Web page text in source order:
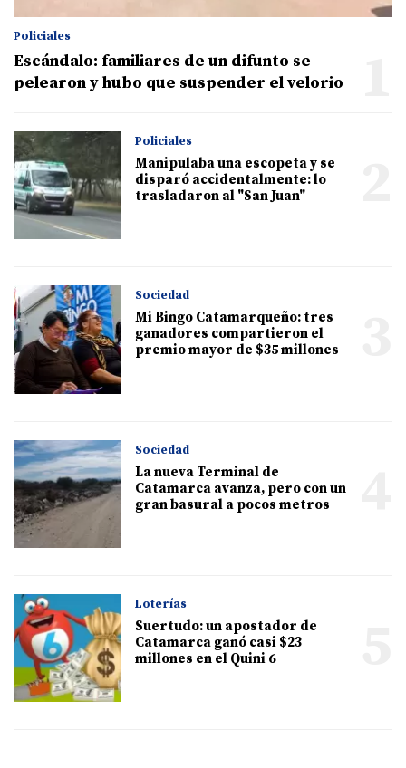
Policiales
Escándalo: familiares de un difunto se
pelearon y hubo que suspender el velorio
Policiales
Manipulaba una escopeta y se
disparó accidentalmente: lo
trasladaron al "San Juan"
Sociedad
Mi Bingo Catamarqueño: tres
ganadores compartieron el
premio mayor de $35 millones
Sociedad
La nueva Terminal de
Catamarca avanza, pero con un
gran basural a pocos metros
Loterías
Suertudo: un apostador de
Catamarca ganó casi $23
millones en el Quini 6